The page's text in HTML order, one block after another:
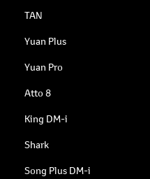
TAN
Yuan Plus
Yuan Pro
Atto 8
King DM-i
Shark
Song Plus DM-i